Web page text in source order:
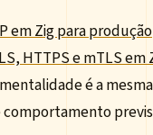
em Zig para produção
HTTPS e mTLS em
é a